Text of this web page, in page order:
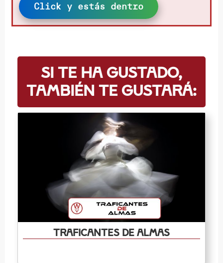
Click y estás dentro
Si te ha gustado,
también te gustará:
Traficantes de almas